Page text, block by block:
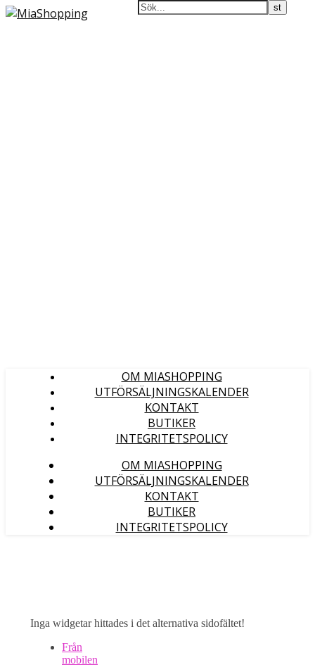
OM MIASHOPPING
UTFÖRSÄLJNINGSKALENDER
KONTAKT
BUTIKER
INTEGRITETSPOLICY
OM MIASHOPPING
UTFÖRSÄLJNINGSKALENDER
KONTAKT
BUTIKER
INTEGRITETSPOLICY
Inga widgetar hittades i det alternativa sidofältet!
Från
mobilen